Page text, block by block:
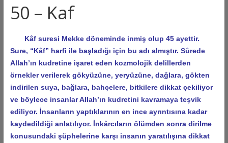
50 – Kaf
Kâf suresi Mekke döneminde inmiş olup 45 ayettir.
Sure, “Kâf” harfi ile başladığı için bu adı almıştır. Sûrede
Allah’ın kudretine işaret eden kozmolojik delillerden
örnekler verilerek gökyüzüne, yeryüzüne, dağlara, gökten
indirilen suya, bağlara, bahçelere, bitkilere dikkat çekiliyor
ve böylece insanlar Allah’ın kudretini kavramaya teşvik
ediliyor. İnsanların yaptıklarının en ince ayrıntısına kadar
kaydedildiği anlatılıyor. İnkârcıların ölümden sonra dirilme
konusundaki şüphelerine karşı insanın yaratılışına dikkat